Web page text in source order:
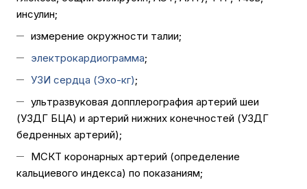
инсулин;
измерение окружности талии;
электрокардиограмма;
УЗИ сердца (Эхо-кг);
ультразвуковая допплерография артерий шеи
(УЗДГ БЦА) и артерий нижних конечностей (УЗДГ
бедренных артерий);
МСКТ коронарных артерий (определение
кальциевого индекса) по показаниям;